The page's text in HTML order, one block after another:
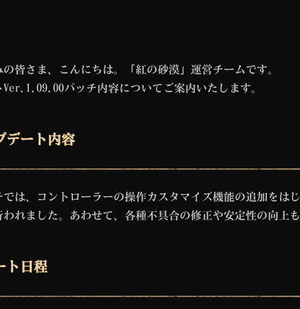
皆さま、こんにちは。「紅の砂漠」運営チームです。
Ver.1.09.00パッチ内容についてご案内いたします。
デート内容
では、コントローラーの操作カスタマイズ機能の追加をは
われました。あわせて、各種不具合の修正や安定性の向上
ト日程